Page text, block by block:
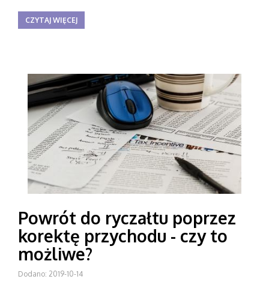
CZYTAJ WIĘCEJ
Powrót do ryczałtu poprzez
korektę przychodu - czy to
możliwe?
Dodano: 2019-10-14